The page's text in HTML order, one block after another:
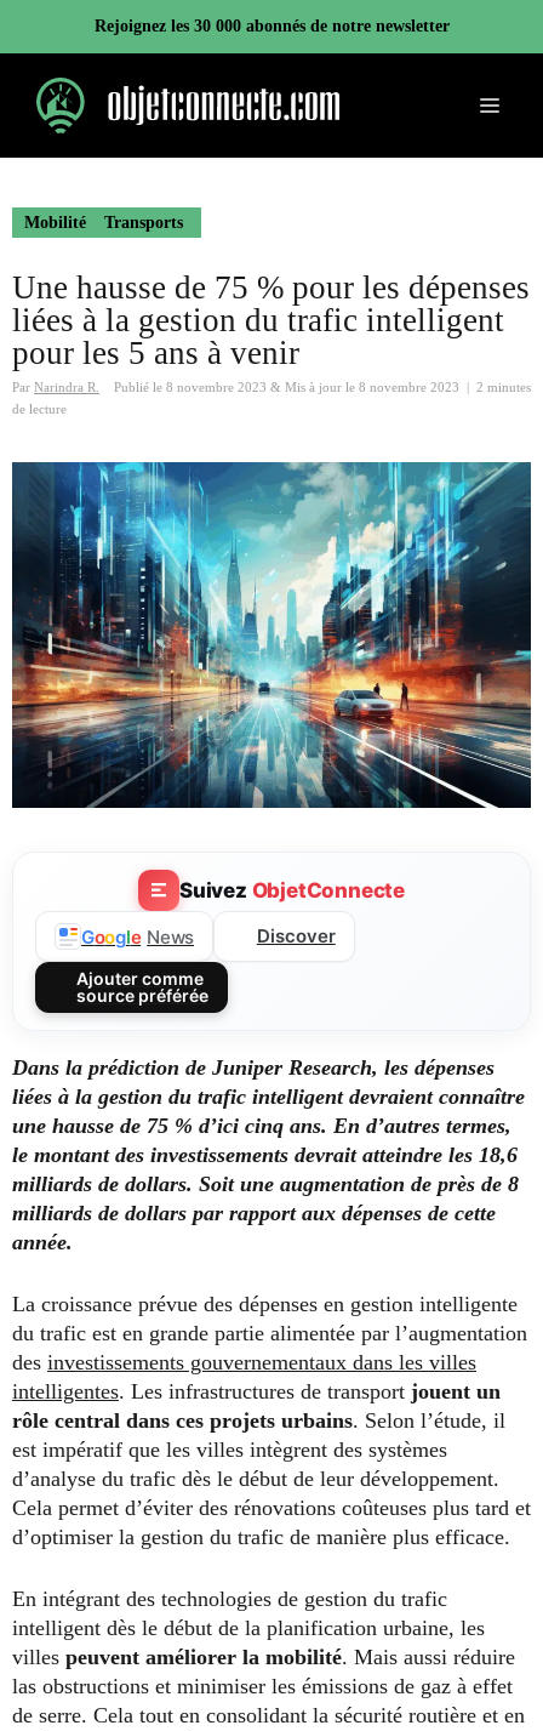
contenu
Rejoignez les 30 000 abonnés de notre newsletter
Menu
Mobilité Transports
Une hausse de 75 % pour les dépenses
liées à la gestion du trafic intelligent
pour les 5 ans à venir
Par Narindra R. Publié le 8 novembre 2023 & Mis à jour le 8 novembre 2023
2 minutes
de lecture
Suivez ObjetConnecte
Google News Discover
Ajouter comme
source préférée
Dans la prédiction de Juniper Research, les dépenses
liées à la gestion du trafic intelligent devraient connaître
une hausse de 75 % d’ici cinq ans. En d’autres termes,
le montant des investissements devrait atteindre les 18,6
milliards de dollars. Soit une augmentation de près de 8
milliards de dollars par rapport aux dépenses de cette
année.
La croissance prévue des dépenses en gestion intelligente
du trafic est en grande partie alimentée par l’augmentation
des investissements gouvernementaux dans les villes
intelligentes. Les infrastructures de transport jouent un
rôle central dans ces projets urbains. Selon l’étude, il
est impératif que les villes intègrent des systèmes
d’analyse du trafic dès le début de leur développement.
Cela permet d’éviter des rénovations coûteuses plus tard et
d’optimiser la gestion du trafic de manière plus efficace.
En intégrant des technologies de gestion du trafic
intelligent dès le début de la planification urbaine, les
villes peuvent améliorer la mobilité. Mais aussi réduire
las obstructions et minimiser les émissions de gaz à effet
de serre. Cela tout en consolidant la sécurité routière et en